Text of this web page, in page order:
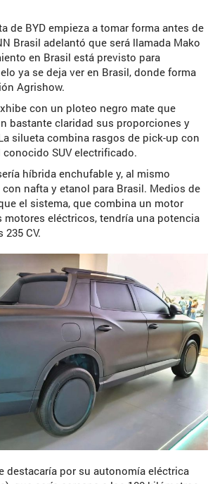
de BYD empieza a tomar forma antes de
Brasil adelantó que será llamada Mako
en Brasil está previsto para
ya se deja ver en Brasil, donde forma
Agrishow.
con un ploteo negro mate que
bastante claridad sus proporciones y
silueta combina rasgos de pick-up con
SUV electrificado.
híbrida enchufable y, al mismo
nafta y etanol para Brasil. Medios de
el sistema, que combina un motor
motores eléctricos, tendría una potencia
CV.
destacaría por su autonomía eléctrica